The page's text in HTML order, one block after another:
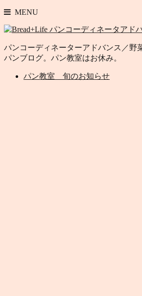
MENU
パンコーディネーターアドバンス／野
パンブログ。パン教室はお休み。
パン教室 旬のお知らせ